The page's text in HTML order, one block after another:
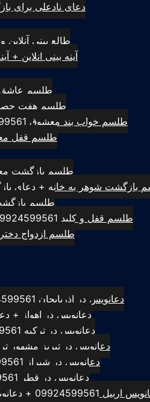
دعای نادعلی برای بازگشت
طالع بینی آنلاین واقعی
آینه بینی انلاین + آینه
طلسم عاشق کردن
طلسم هفت
طلسم خواب بند معشوق 09924599561 + طلسم خواب بند
طلسم قفل معشوق
طلسم بازگشت معشوق
بازگشت شوهر به خانه + دعای بازگشت شوهر
طلسم بازگشت
طلسم قفل و کلید 09924599561 قوی ترین طلسم قفل کلید
طلسم ازدواج دختر در یک
دعانویس در اذربایجان 09924599561 + دعانویس اذربایجان
دعانویس در اهواز + دعانویس
دعانویس در ترکیه 09924599561 + دعانویس ترکیه
دعانویس در تبریز مشهور ترین
دعانویس در شیراز 09924599561 + دعانویس شیراز
دعانویس در قطر 09924599561 + دعانویس قطر
09924599561 + دعانویس در اربیل 09924599561